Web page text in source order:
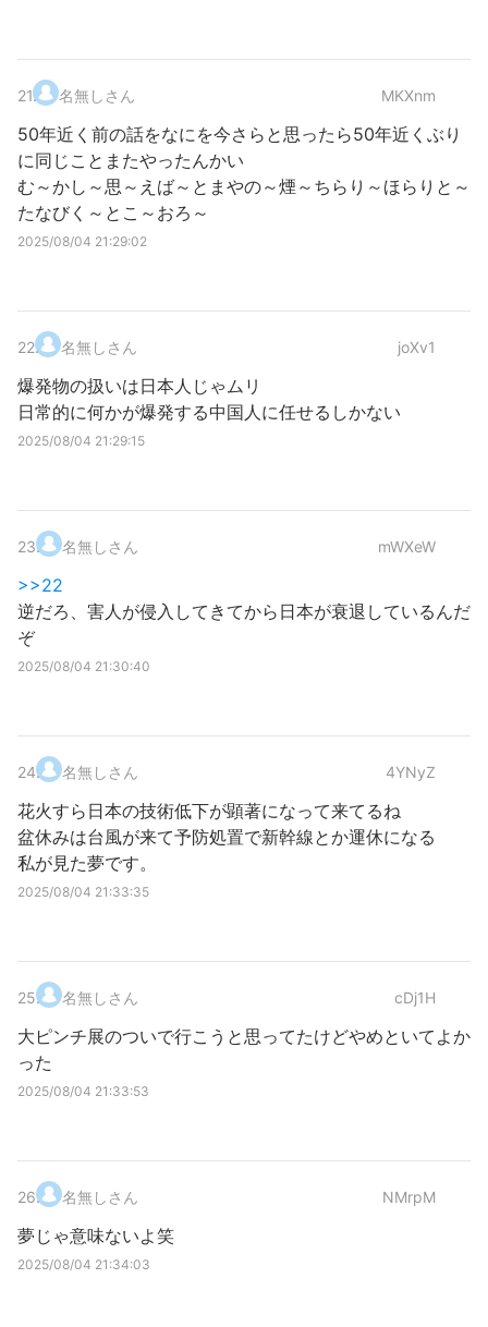
21. 名無しさん MKXnm
50年近く前の話をなにを今さらと思ったら50年近くぶり
に同じことまたやったんかい
む～かし～思～えば～とまやの～煙～ちらり～ほらりと～
たなびく～とこ～おろ～
2025/08/04 21:29:02
22. 名無しさん joXv1
爆発物の扱いは日本人じゃムリ
日常的に何かが爆発する中国人に任せるしかない
2025/08/04 21:29:15
23. 名無しさん mWXeW
>>22
逆だろ、害人が侵入してきてから日本が衰退しているんだ
ぞ
2025/08/04 21:30:40
24. 名無しさん 4YNyZ
花火すら日本の技術低下が顕著になって来てるね
盆休みは台風が来て予防処置で新幹線とか運休になる
私が見た夢です。
2025/08/04 21:33:35
25. 名無しさん cDj1H
大ピンチ展のついで行こうと思ってたけどやめといてよか
った
2025/08/04 21:33:53
26. 名無しさん NMrpM
夢じゃ意味ないよ笑
2025/08/04 21:34:03